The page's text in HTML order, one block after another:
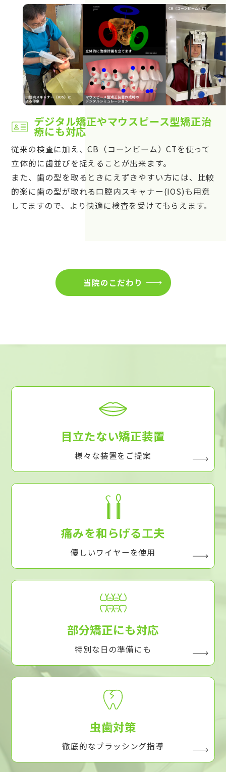
デジタル矯正やマウスピース型矯正治
療にも対応
従来の検査に加え、CB（コーンビーム）CTを使って
立体的に歯並びを捉えることが出来ます。
また、歯の型を取るときにえずきやすい方には、比較
的楽に歯の型が取れる口腔内スキャナー(IOS)も用意
してますので、より快適に検査を受けてもらえます。
当院のこだわり
目立たない矯正装置
様々な装置をご提案
痛みを和らげる工夫
優しいワイヤーを使用
部分矯正にも対応
特別な日の準備にも
虫歯対策
徹底的なブラッシング指導